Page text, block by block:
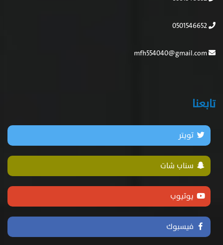
تابعنا
تويتر
سناب شات
يوتيوب
فيسبوك